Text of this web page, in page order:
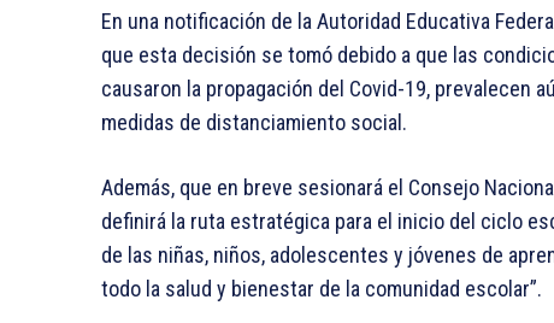
En una notificación de la Autoridad Educativa
que esta decisión se tomó debido a que las
causaron la propagación del Covid-19, prevalecen
medidas de distanciamiento social.
Además, que en breve sesionará el Consejo
definirá la ruta estratégica para el inicio del ciclo
de las niñas, niños, adolescentes y jóvenes de
todo la salud y bienestar de la comunidad escolar”.